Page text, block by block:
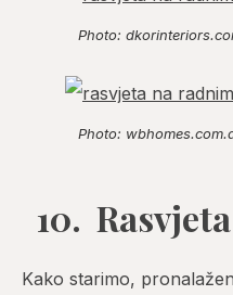
Photo:
Photo:
10.
Kako starimo,